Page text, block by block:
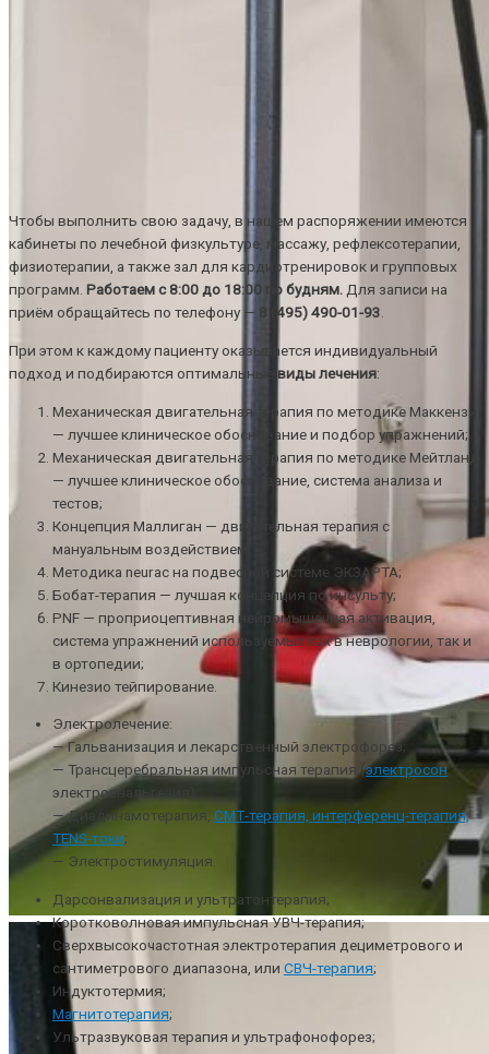
Чтобы выполнить свою задачу, в нашем распоряжении имеются
кабинеты по лечебной физкультуре, массажу, рефлексотерапии,
физиотерапии, а также зал для кардиотренировок и групповых
программ. Работаем с 8:00 до 18:00 по будням.Для записи на
приём обращайтесь по телефону — 8 (495) 490-01-93.
При этом к каждому пациенту оказывается индивидуальный
подход и подбираются оптимальные виды лечения:
Механическая двигательная терапия по методике Маккензи
— лучшее клиническое обоснование и подбор упражнений;
Механическая двигательная терапия по методике Мейтланд
— лучшее клиническое обоснование, система анализа и
тестов;
Концепция Маллиган — двигательная терапия с
мануальным воздействием;
Методика neurac на подвесной системе ЭКЗАРТА;
Бобат-терапия — лучшая концепция по инсульту;
PNF — проприоцептивная нейромышечная активация,
система упражнений используемых как в неврологии, так и
в ортопедии;
Кинезио тейпирование.
Электролечение:
— Гальванизация и лекарственный электрофорез;
— Трансцеребральная импульсная терапия (электросон,
электроанальгезия);
— Диадинамотерапия, СМТ-терапия, интерференц-терапия,
TENS-токи;
— Электростимуляция.
Дарсонвализация и ультратонтерапия;
Коротковолновая импульсная УВЧ-терапия;
Сверхвысокочастотная электротерапия дециметрового и
сантиметрового диапазона, или СВЧ-терапия;
Индуктотермия;
Магнитотерапия;
Ультразвуковая терапия и ультрафонофорез;